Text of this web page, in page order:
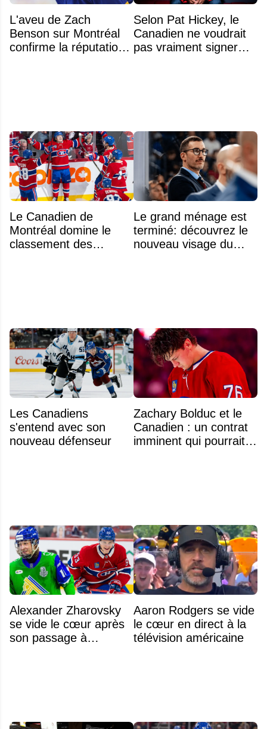
L'aveu de Zach
Benson sur Montréal
confirme la réputation
Selon Pat Hickey, le
Canadien ne voudrait
pas vraiment signer
Le Canadien de
Montréal domine le
classement des
Le grand ménage est
terminé: découvrez le
nouveau visage du
Les Canadiens
s'entend avec son
nouveau défenseur
Zachary Bolduc et le
Canadien : un contrat
imminent qui pourrait
Alexander Zharovsky
se vide le cœur après
son passage à
Aaron Rodgers se vide
le cœur en direct à la
télévision américaine